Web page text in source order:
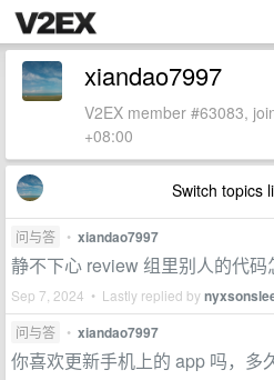
xiandao7997
V2EX member #63083,
+08:00
Switch topics
问与答 • xiandao7997
静不下心 review 组里别人的代码
Sep 7, 2024 • Lastly replied by
问与答 • xiandao7997
你喜欢更新手机上的 app 吗，多